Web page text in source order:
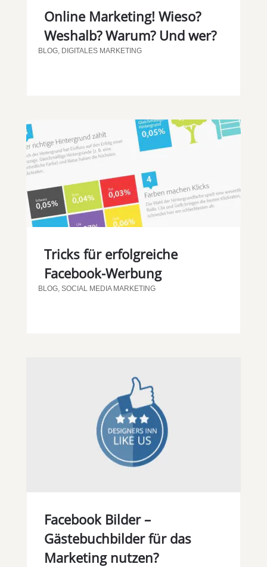
Online Marketing! Wieso?
Weshalb? Warum? Und wer?
BLOG, DIGITALES MARKETING
Tricks für erfolgreiche
Facebook-Werbung
BLOG, SOCIAL MEDIA MARKETING
Facebook Bilder –
Gästebuchbilder für das
Marketing nutzen?